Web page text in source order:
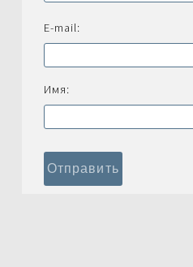
E-mail:
Имя: